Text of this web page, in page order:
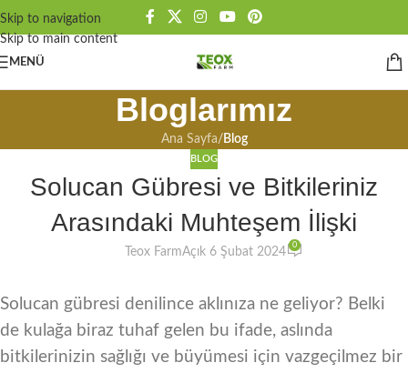
Skip to navigation
Skip to main content
MENÜ
Bloglarımız
Ana Sayfa/ Blog
BLOG
Solucan Gübresi ve Bitkileriniz
Arasındaki Muhteşem İlişki
Teox FarmAçık 6 Şubat 2024
0
Solucan gübresi denilince aklınıza ne geliyor? Belki
de kulağa biraz tuhaf gelen bu ifade, aslında
bitkilerinizin sağlığı ve büyümesi için vazgeçilmez bir